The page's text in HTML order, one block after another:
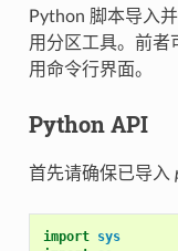
Python 脚本导入
用分区工具。前者
用命令行界面。
Python API
首先请确保已导入
import sys